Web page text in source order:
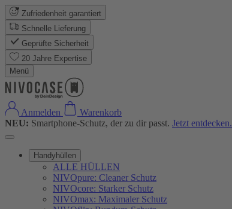
Zufriedenheit garantiert
Schnelle Lieferung
Geprüfte Sicherheit
20 Jahre Expertise
Menü
Anmelden
Warenkorb
NEU: Smartphone-Schutz, der zu dir passt. Jetzt entdecken.
Handyhüllen
ALLE HÜLLEN
NIVOpure: Cleaner Schutz
NIVOcore: Starker Schutz
NIVOmax: Maximaler Schutz